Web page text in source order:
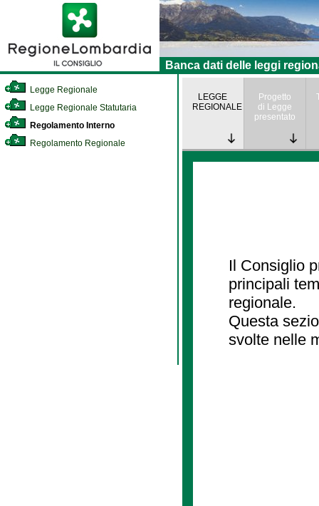
Banca dati delle leggi
Legge Regionale
Legge Regionale Statutaria
Regolamento Interno
Regolamento Regionale
LEGGE
REGIONALE
Progetto
di Legge
presentato
Il Consiglio
principali
regionale.
Questa
svolte nelle